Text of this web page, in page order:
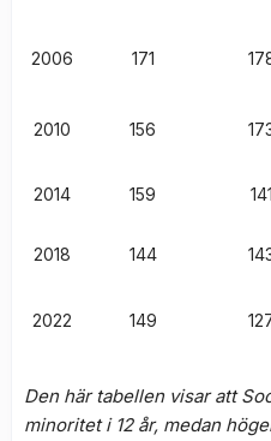
2006 171
2010 156
2014 159 141
2018 144
2022 149
Den här tabellen visar att
minoritet i 12 år, medan